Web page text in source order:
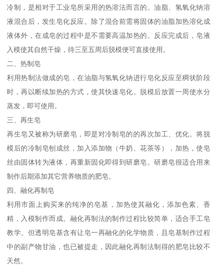
冷制，是相对于工业皂所采用的热溶法而言的。油脂、氢氧化钠溶
液混合后，发生皂化反应。除了混合前需将固体的油脂加热溶化成
液体外，在成皂的过程中是不需要高温加热的。反应完成后，皂液
入模使其自然干燥，待三至五周后脱模便可直接使用。
二、热制皂
利用热制法做成的皂，在油脂与氢氧化钠进行皂化反应至稠状阶段
时，再以断续加热的方式，使其快速皂化。脱模后放置一周使水分
蒸发，即可使用。
三、再生皂
再生皂又被称为研磨皂，即是对冷制皂的的再次加工、优化。将脱
模后的冷制皂刨成丝，加入添加物（牛奶、花茶等），加热，使皂
丝由固体转为液体，再重新固化即得到研磨皂。研磨皂很适合用来
制作后期添加其它营养物质的肥皂。
四、融化再制皂
利用市面上购买来的纯净的皂基，加热使其融化，添加色素、香
精，入模制作而成。融化再制法的制作过程比较简单，适合手工皂
教学。但透明皂基含有让皂一再融化的化学物质，且皂基制作过程
中的副产物甘油，也已被提走，因此融化再制法制得的肥皂比较不
天然。